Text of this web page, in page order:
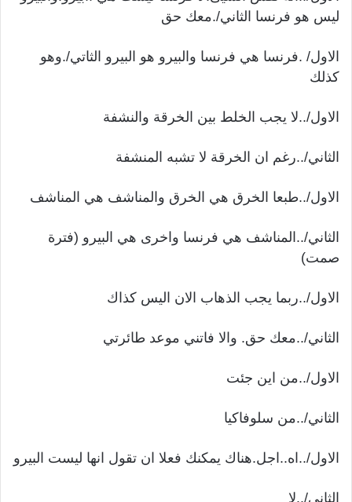
ليس هو فرنسا الثاني/.معك حق
الاول/ .فرنسا هي فرنسا والبيرو هو البيرو الثاتي/.وهو
كذلك
الاول/..لا يجب الخلط بين الخرقة والنشفة
الثاني/..رغم ان الخرقة لا تشبه المنشفة
الاول/..طبعا الخرق هي الخرق والمناشف هي المناشف
الثاني/..المناشف هي فرنسا واخرى هي البيرو (فترة
صمت)
الاول/..ربما يجب الذهاب الان اليس كذاك
الثاني/..معك حق. والا فاتني موعد طائرتي
الاول/..من اين جئت
الثاني/..من سلوفاكيا
الاول/..اه..اجل.هناك يمكنك فعلا ان تقول انها ليست البيرو
الثاني/..لا